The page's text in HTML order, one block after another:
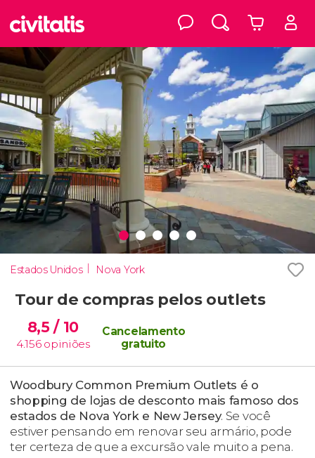
Estados Unidos Nova York
Tour de compras pelos outlets
8,5/ 10
4.156 opiniões
Cancelamento
gratuito
Woodbury Common Premium Outlets é o
shopping de lojas de desconto mais famoso dos
estados de Nova York e New Jersey. Se você
estiver pensando em renovar seu armário, pode
ter certeza de que a excursão vale muito a pena.